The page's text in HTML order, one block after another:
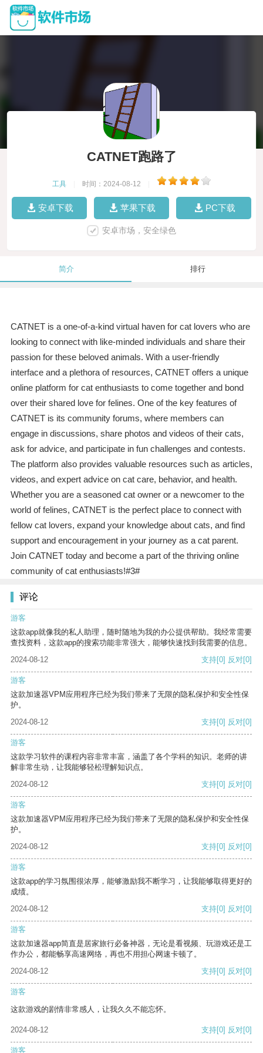
CATNET跑路了
工具 时间：2024-08-12
安卓下载 苹果下载 PC下载
安卓市场，安全绿色
简介 排行
CATNET is a one-of-a-kind virtual haven for cat lovers who are
looking to connect with like-minded individuals and share their
passion for these beloved animals. With a user-friendly
interface and a plethora of resources, CATNET offers a unique
online platform for cat enthusiasts to come together and bond
over their shared love for felines. One of the key features of
CATNET is its community forums, where members can
engage in discussions, share photos and videos of their cats,
ask for advice, and participate in fun challenges and contests.
The platform also provides valuable resources such as articles,
videos, and expert advice on cat care, behavior, and health.
Whether you are a seasoned cat owner or a newcomer to the
world of felines, CATNET is the perfect place to connect with
fellow cat lovers, expand your knowledge about cats, and find
support and encouragement in your journey as a cat parent.
Join CATNET today and become a part of the thriving online
community of cat enthusiasts!#3#
评论
游客
这款app就像我的私人助理，随时随地为我的办公提供帮助。我经常需要
查找资料，这款app的搜索功能非常强大，能够快速找到我需要的信息。
2024-08-12
支持[0] 反对[0]
游客
这款加速器VPM应用程序已经为我们带来了无限的隐私保护和安全性保
护。
2024-08-12
支持[0] 反对[0]
游客
这款学习软件的课程内容非常丰富，涵盖了各个学科的知识。老师的讲
解非常生动，让我能够轻松理解知识点。
2024-08-12
支持[0] 反对[0]
游客
这款加速器VPM应用程序已经为我们带来了无限的隐私保护和安全性保
护。
2024-08-12
支持[0] 反对[0]
游客
这款app的学习氛围很浓厚，能够激励我不断学习，让我能够取得更好的
成绩。
2024-08-12
支持[0] 反对[0]
游客
这款加速器app简直是居家旅行必备神器，无论是看视频、玩游戏还是工
作办公，都能畅享高速网络，再也不用担心网速卡顿了。
2024-08-12
支持[0] 反对[0]
游客
这款游戏的剧情非常感人，让我久久不能忘怀。
2024-08-12 支持[0] 反对[0]
游客